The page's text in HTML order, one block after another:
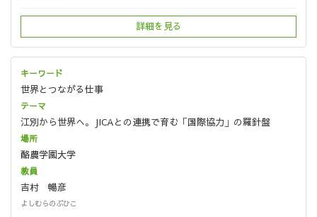
詳細を見る
世界とつながる仕事
江別から世界へ。JICAとの連携で育む「国際協力」の羅針盤
酪農学園大学
吉村 暢彦
よしむらのぶひこ